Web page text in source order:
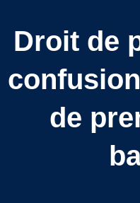
Droit de
de